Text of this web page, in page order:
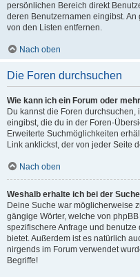
persönlichen Bereich direkt
deren Benutzernamen eingibst.
von den Listen entfernen.
Nach oben
Die Foren durchsuchen
Wie kann ich ein Forum oder
Du kannst die Foren
eingibst, die du in der Foren-
Erweiterte Suchmöglichkeiten
Link anklickst, der von jeder Seite
Nach oben
Weshalb erhalte ich bei der
Deine Suche war möglicherweise
gängige Wörter, welche von
spezifischere Anfrage und
bietet. Außerdem ist es natürlich
nirgends im Forum verwendet
Begriffe!